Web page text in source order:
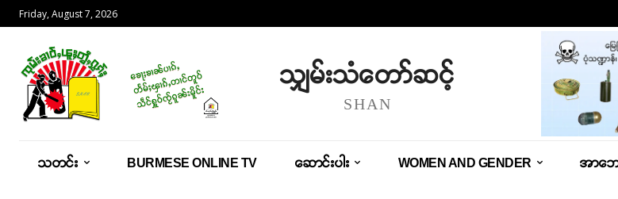
Friday, August 7, 2026
သျှမ်းသံတော်ဆင့်
SHAN
သတင်း BURMESE ONLINE TV ဆောင်းပါး WOMEN AND GENDER အာဘ